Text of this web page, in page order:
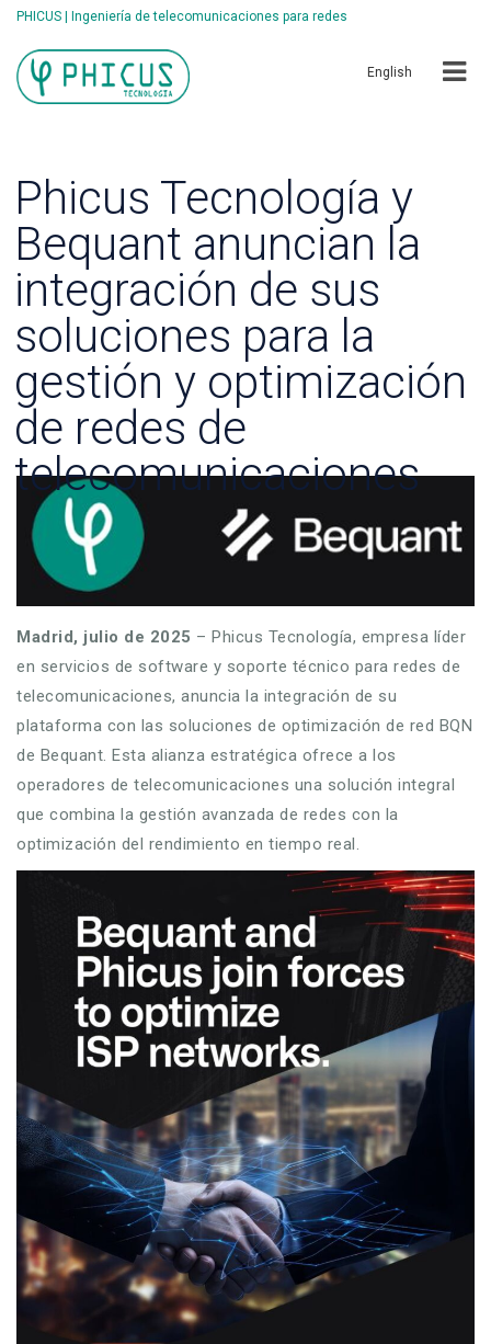
PHICUS | Ingeniería de telecomunicaciones para redes
English
Phicus Tecnología y
Bequant anuncian la
integración de sus
soluciones para la
gestión y optimización
de redes de
telecomunicaciones
Madrid, julio de 2025 – Phicus Tecnología, empresa líder
en servicios de software y soporte técnico para redes de
telecomunicaciones, anuncia la integración de su
plataforma con las soluciones de optimización de red BQN
de Bequant. Esta alianza estratégica ofrece a los
operadores de telecomunicaciones una solución integral
que combina la gestión avanzada de redes con la
optimización del rendimiento en tiempo real.